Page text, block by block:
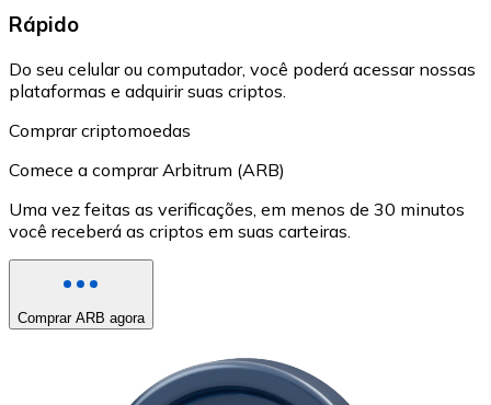
Rápido
Do seu celular ou computador, você poderá acessar nossas
plataformas e adquirir suas criptos.
Comprar criptomoedas
Comece a comprar Arbitrum (ARB)
Uma vez feitas as verificações, em menos de 30 minutos
você receberá as criptos em suas carteiras.
Comprar ARB agora